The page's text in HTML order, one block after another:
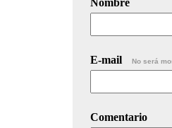
E-mail No será
Comentario